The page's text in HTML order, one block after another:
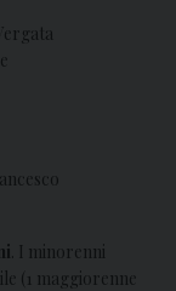
. I minorenni
(1 maggiorenne